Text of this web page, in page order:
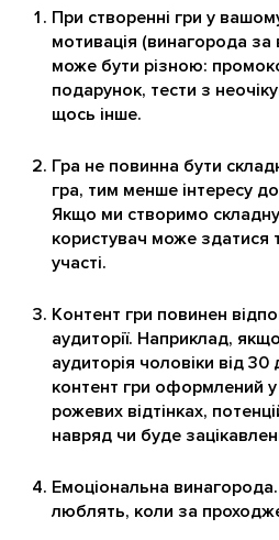
При створенні гри у
мотивація (винагорода
може бути різною:
подарунок, тести з
щось інше.
Гра не повинна бути
гра, тим менше інтересу
Якщо ми створимо складну
користувач може здатися
участі.
Контент гри повинен
аудиторії. Наприклад,
аудиторія чоловіки від 30
контент гри оформлений
рожевих відтінках,
навряд чи буде
Емоціональна
люблять, коли за